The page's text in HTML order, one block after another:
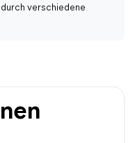
verschiedene